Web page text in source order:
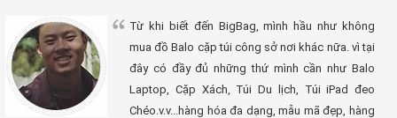
Từ khi biết đến BigBag, mình hầu như không
mua đồ Balo cặp túi công sở nơi khác nữa. vì tại
đây có đầy đủ những thứ mình cần như Balo
Laptop, Cặp Xách, Túi Du lịch, Túi iPad đeo
Chéo.v.v...hàng hóa đa dạng, mẫu mã đẹp, hàng